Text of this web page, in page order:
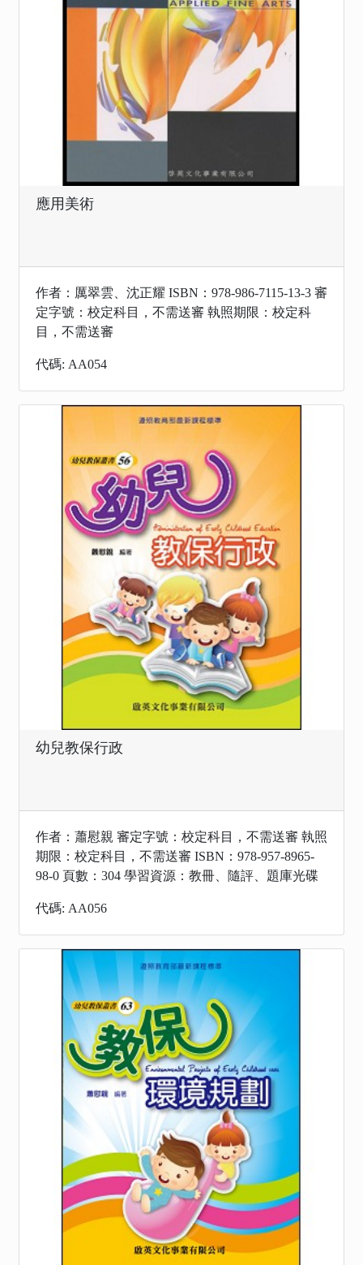
應用美術
作者：厲翠雲、沈正耀 ISBN：978-986-7115-13-3 審
定字號：校定科目，不需送審 執照期限：校定科
目，不需送審
代碼: AA054
幼兒教保行政
作者：蕭慰親 審定字號：校定科目，不需送審 執照
期限：校定科目，不需送審 ISBN：978-957-8965-
98-0 頁數：304 學習資源：教冊、隨評、題庫光碟
代碼: AA056